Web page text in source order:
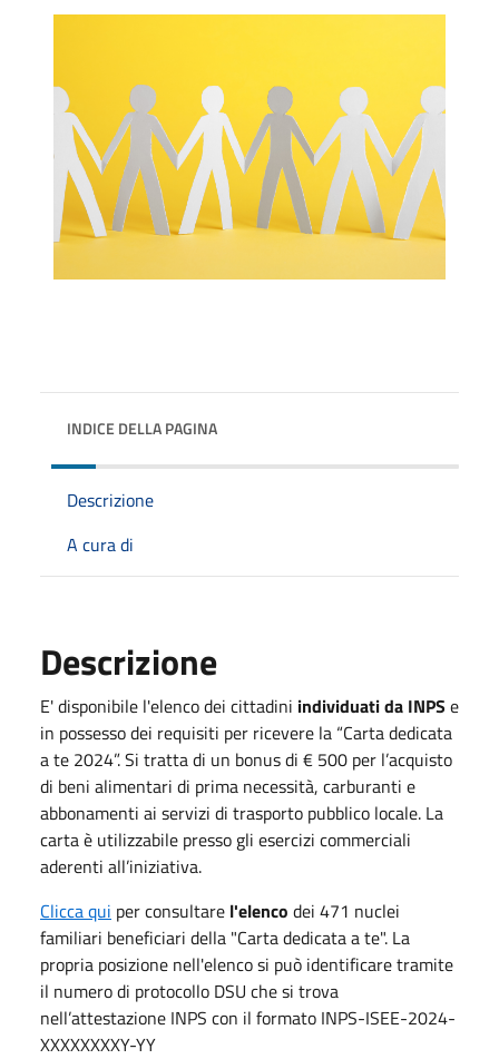
INDICE DELLA PAGINA
Descrizione
A cura di
Descrizione
E' disponibile l'elenco dei cittadini individuati da INPS e
in possesso dei requisiti per ricevere la “Carta dedicata
a te 2024”. Si tratta di un bonus di € 500 per l’acquisto
di beni alimentari di prima necessità, carburanti e
abbonamenti ai servizi di trasporto pubblico locale. La
carta è utilizzabile presso gli esercizi commerciali
aderenti all’iniziativa.
Clicca qui per consultare l'elenco dei 471 nuclei
familiari beneficiari della "Carta dedicata a te". La
propria posizione nell'elenco si può identificare tramite
il numero di protocollo DSU che si trova
nell’attestazione INPS con il formato INPS-ISEE-2024-
XXXXXXXXY-YY